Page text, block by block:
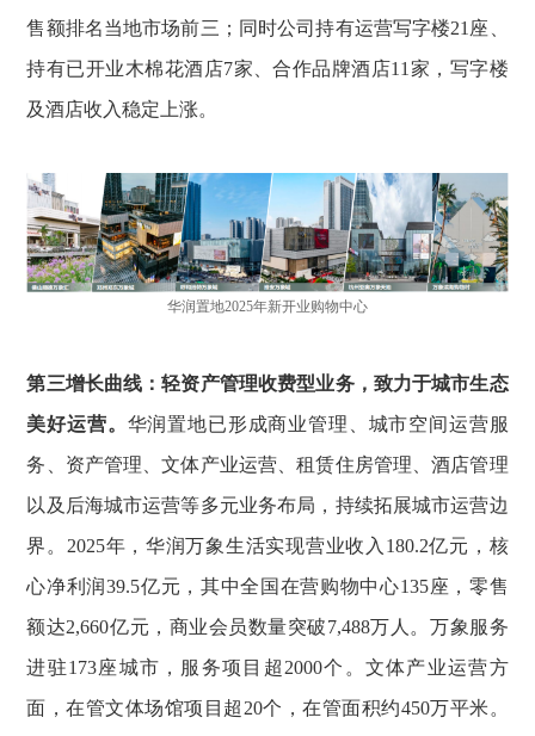
售额排名当地市场前三；同时公司持有运营写字楼21座、
持有已开业木棉花酒店7家、合作品牌酒店11家，写字楼
及酒店收入稳定上涨。
华润置地2025年新开业购物中心
第三增长曲线：轻资产管理收费型业务，致力于城市生态
美好运营。 华润置地已形成商业管理、城市空间运营服
务、资产管理、文体产业运营、租赁住房管理、酒店管理
以及后海城市运营等多元业务布局，持续拓展城市运营边
界。2025年，华润万象生活实现营业收入180.2亿元，核
心净利润39.5亿元，其中全国在营购物中心135座，零售
额达2,660亿元，商业会员数量突破7,488万人。万象服务
进驻173座城市，服务项目超2000个。文体产业运营方
面，在管文体场馆项目超20个，在管面积约450万平米。